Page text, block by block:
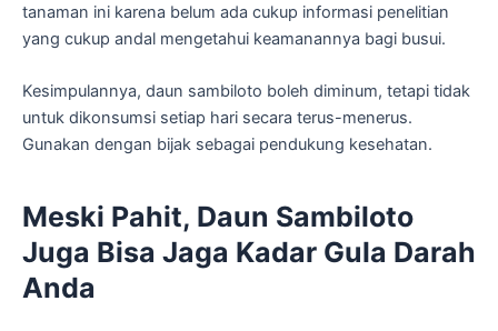
tanaman ini karena belum ada cukup informasi penelitian
yang cukup andal mengetahui keamanannya bagi busui.
Kesimpulannya, daun sambiloto boleh diminum, tetapi tidak
untuk dikonsumsi setiap hari secara terus-menerus.
Gunakan dengan bijak sebagai pendukung kesehatan.
Meski Pahit, Daun Sambiloto
Juga Bisa Jaga Kadar Gula Darah
Anda